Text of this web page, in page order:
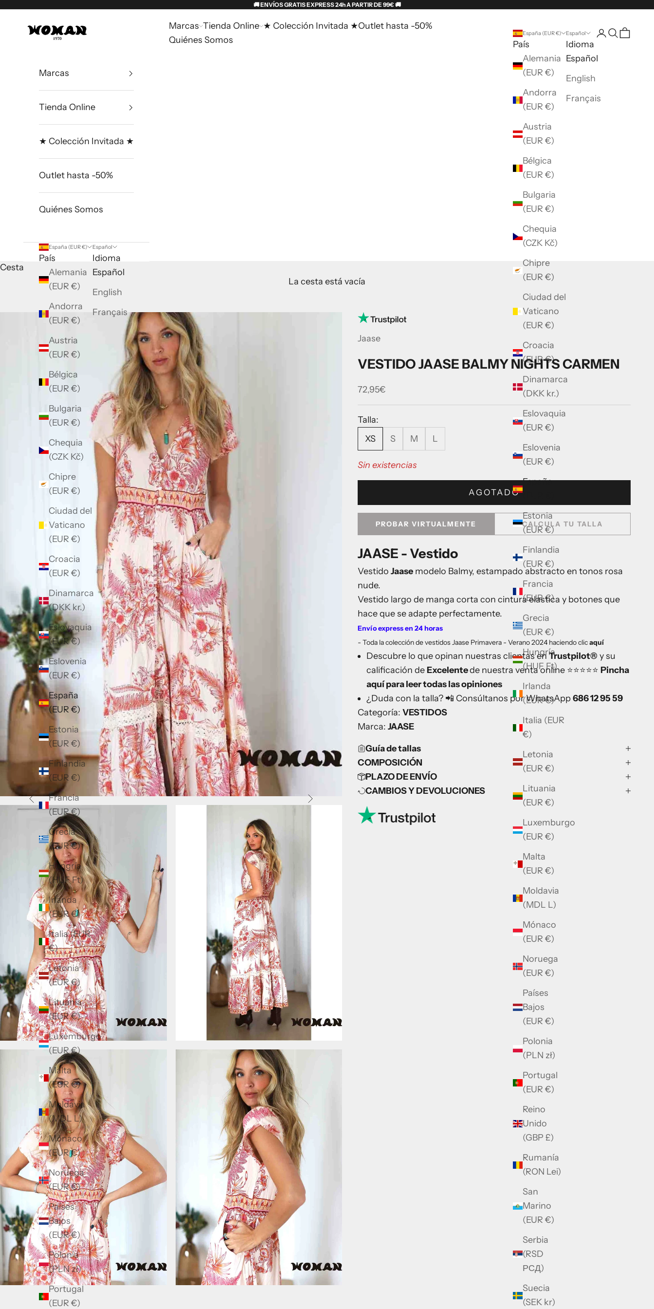
🚚 ENVÍOS GRATIS EXPRESS 24h A PARTIR DE 99€ 🚚
Woman Boutique Marcas Tienda Online ★ Colección Invitada ★Outlet hasta -50%
Quiénes Somos
España (EUR €)
País
Alemania
(EUR €)
Andorra
(EUR €)
Austria
(EUR €)
Bélgica
(EUR €)
Bulgaria
(EUR €)
Chequia
(CZK Kč)
Chipre
(EUR €)
Ciudad del
Vaticano
(EUR €)
Croacia
(EUR €)
Dinamarca
(DKK kr.)
Eslovaquia
(EUR €)
Eslovenia
(EUR €)
España
Estonia
(EUR €)
Finlandia
(EUR €)
Francia
(EUR €)
Grecia
(EUR €)
Hungría
(HUF Ft)
Irlanda
(EUR €)
Italia (EUR
€)
Letonia
(EUR €)
Lituania
(EUR €)
Luxemburgo
(EUR €)
Malta
(EUR €)
Moldavia
(MDL L)
Mónaco
(EUR €)
Noruega
(EUR €)
Países
Bajos
(EUR €)
Polonia
(PLN zł)
Portugal
(EUR €)
Reino
Unido
(GBP £)
Rumanía
(RON Lei)
San
Marino
(EUR €)
Serbia
(RSD
РСД)
Suecia
(SEK kr)
Español
Idioma
Español
English
Français
Abrir página
AbrirAbrir
Marcas
Tienda Online
★ Colección Invitada ★
Outlet hasta -50%
Quiénes Somos
España (EUR €)
País
Alemania
(EUR €)
Andorra
(EUR €)
Austria
(EUR €)
Bélgica
(EUR €)
Bulgaria
(EUR €)
Chequia
(CZK Kč)
Chipre
(EUR €)
Ciudad del
Vaticano
(EUR €)
Croacia
(EUR €)
Dinamarca
(DKK kr.)
Eslovaquia
(EUR €)
Eslovenia
(EUR €)
España
(EUR €)
Estonia
(EUR €)
Finlandia
(EUR €)
Francia
(EUR €)
Grecia
(EUR €)
Hungría
(HUF Ft)
Irlanda
(EUR €)
Italia (EUR
€)
Letonia
(EUR €)
Lituania
(EUR €)
Luxemburgo
(EUR €)
Malta
(EUR €)
Moldavia
(MDL L)
Mónaco
(EUR €)
Noruega
(EUR €)
Países
Bajos
(EUR €)
Polonia
(PLN zł)
Portugal
(EUR €)
Español
Idioma
Español
English
Français
Cesta
La cesta está vacía
Anterior Siguiente
Jaase
VESTIDO JAASE BALMY NIGHTS CARMEN
Precio de oferta
72,95€
Talla:
XS
S M L
Sin existencias
AGOTADO
PROBAR VIRTUALMENTE CALCULA TU TALLA
JAASE - Vestido
VestidoJaase modelo Balmy, estampado abstracto en tonos rosa
nude.
Vestido largo de manga corta con cintura elastica y botones que
hace que se adapte perfectamente.
Envío express en 24 horas
- Toda la colección de vestidos Jaase Primavera - Verano 2024 haciendoclicaquí
Descubre lo que opinan nuestras clientas enTrustpilot® y su
calificación de Excelentede nuestra venta online ⭐⭐⭐⭐⭐ Pincha
aquí para leer todas las opiniones
¿Duda con la talla? 📲 Consúltanos por WhatsApp686 12 95 59
Categoría:VESTIDOS
Marca:JAASE
Guía de tallas
COMPOSICIÓN
PLAZO DE ENVÍO
CAMBIOS Y DEVOLUCIONES